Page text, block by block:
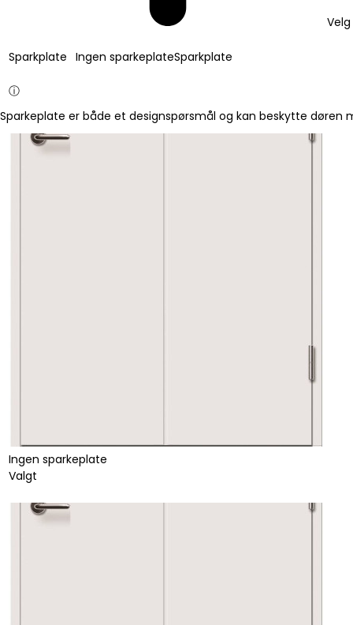
Velg
Sparkplate Ingen sparkeplateSparkplate
ⓘ
Sparkeplate er både et designspørsmål og kan beskytte døren
Ingen sparkeplate
Valgt